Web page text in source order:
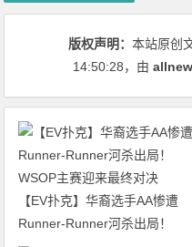
版权声明：本站原创
14:50:28，由
【EV扑克】华裔选手AA惨遭
Runner-Runner河杀出局！